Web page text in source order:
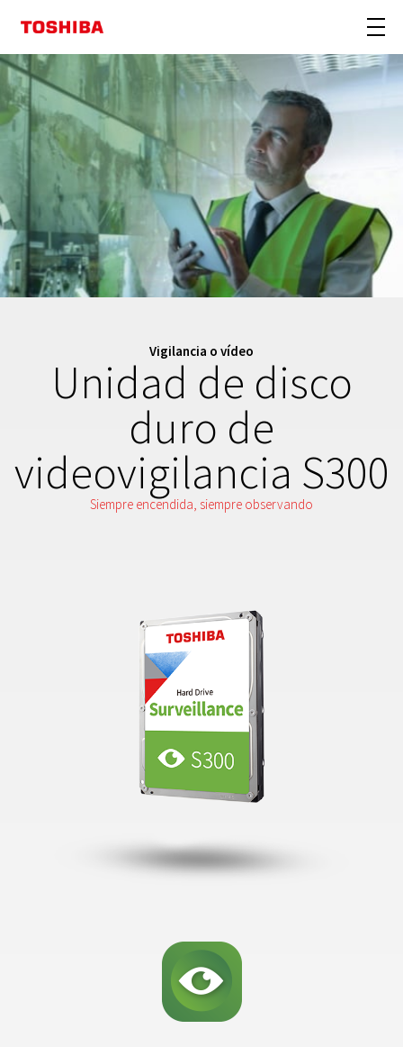
Vigilancia o vídeo
Unidad de disco
duro de
videovigilancia S300
Siempre encendida, siempre observando